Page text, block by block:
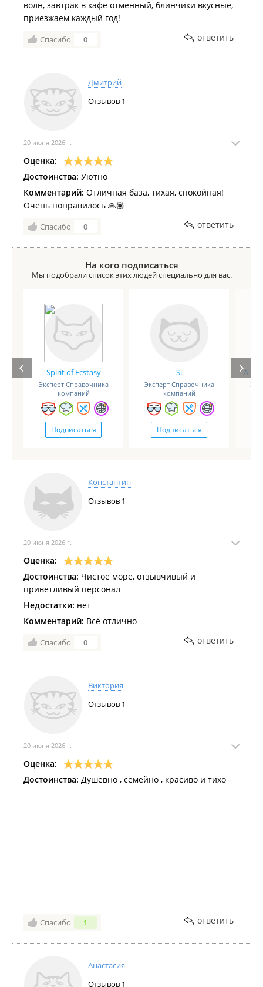
волн, завтрак в кафе отменный, блинчики вкусные,
приезжаем каждый год!
Спасибо 0 ответить
Дмитрий
Отзывов 1
20 июня 2026 г.
Оценка:
Достоинства: Уютно
Комментарий: Отличная база, тихая, спокойная!
Очень понравилось 🙏🏽
Спасибо 0 ответить
На кого подписаться
Мы подобрали список этих людей специально для вас.
Spirit of Ecstasy
Эксперт Справочника
компаний
Подписаться
Si
Эксперт Справочника
компаний
Подписаться
Константин
Отзывов 1
20 июня 2026 г.
Оценка:
Достоинства: Чистое море, отзывчивый и
приветливый персонал
Недостатки: нет
Комментарий: Всё отлично
Спасибо 0 ответить
Виктория
Отзывов 1
20 июня 2026 г.
Оценка:
Достоинства: Душевно , семейно , красиво и тихо
Спасибо 1 ответить
Анастасия
Отзывов 1